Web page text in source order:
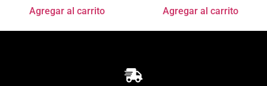
Agregar al carrito Agregar al carrito